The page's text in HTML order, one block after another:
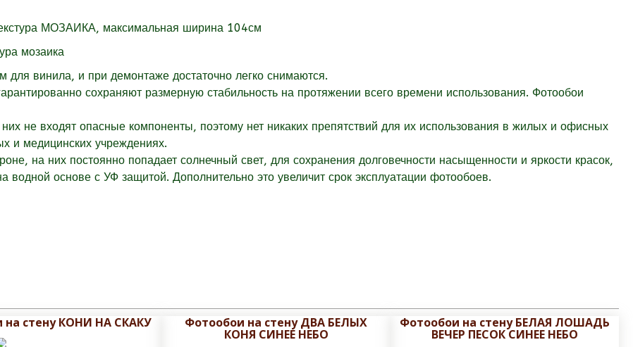
МОЗАИКА, максимальная ширина 104см
винила, и при демонтаже достаточно легко снимаются.
сохраняют размерную стабильность на протяжении всего времени использования. Фотообои
не входят опасные компоненты, поэтому нет никаких препятствий для их использования в жилых и офисных
и медицинских учреждениях.
на них постоянно попадает солнечный свет, для сохранения долговечности насыщенности и яркости красок,
основе с УФ защитой. Дополнительно это увеличит срок эксплуатации фотообоев.
на стену КОНИ НА СКАКУ Фотообои на стену ДВА БЕЛЫХ
КОНЯ СИНЕЕ НЕБО
Фотообои на стену БЕЛАЯ ЛОШАДЬ
ВЕЧЕР ПЕСОК СИНЕЕ НЕБО